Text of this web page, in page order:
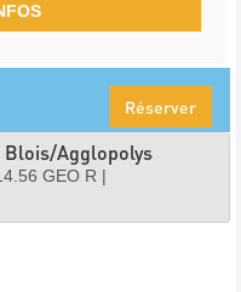
Réserver
Agglopolys
GEO R |